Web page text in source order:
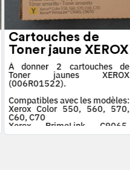
Cartouches de
Toner jaune XEROX
À donner 2 cartouches de
Toner jaunes XEROX
(006R01522).
Compatibles avec les modèles:
Xerox Color 550, 560, 570,
C60, C70
Xerox PrimeLink C9065,
C9070